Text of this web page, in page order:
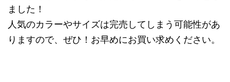
ました！
人気のカラーやサイズは完売してしまう可能性があ
りますので、ぜひ！お早めにお買い求めください。